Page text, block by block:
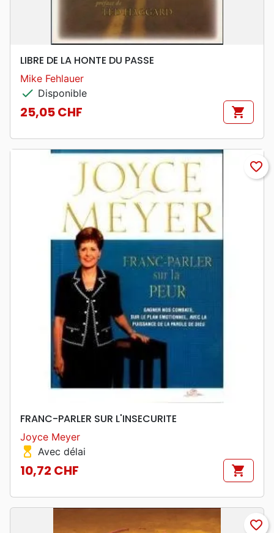
LIBRE DE LA HONTE DU PASSE
Mike Fehlauer
check Disponible
Prix
25,05 CHF shopping_cart
favorite_border
FRANC-PARLER SUR L'INSECURITE
Joyce Meyer
hourglass_top Avec délai
Prix
10,72 CHF shopping_cart
favorite_border